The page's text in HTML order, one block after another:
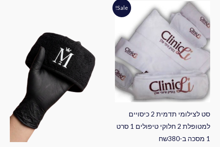
Sale!
סט לצילומי תדמית 2 כיסויים
למטופלת 2 חלוקי טיפולים 1 סרט
1 מסכה ב-380שח
המחיר
המקורי
היה:
₪405.00.
הנוכחי
₪380.00.